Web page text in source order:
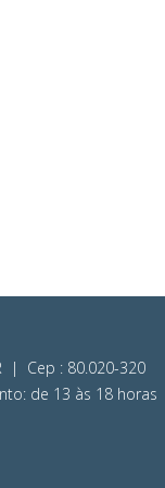
| Cep : 80.020-320
de 13 às 18